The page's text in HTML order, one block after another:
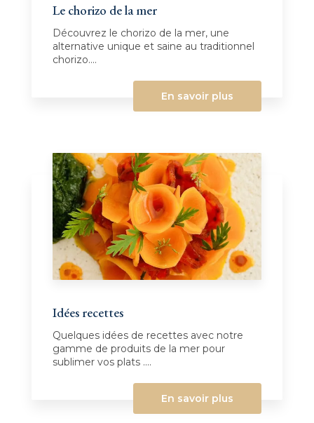
Le chorizo de la mer
Découvrez le chorizo de la mer, une
alternative unique et saine au traditionnel
chorizo....
En savoir plus
Idées recettes
Quelques idées de recettes avec notre
gamme de produits de la mer pour
sublimer vos plats ....
En savoir plus